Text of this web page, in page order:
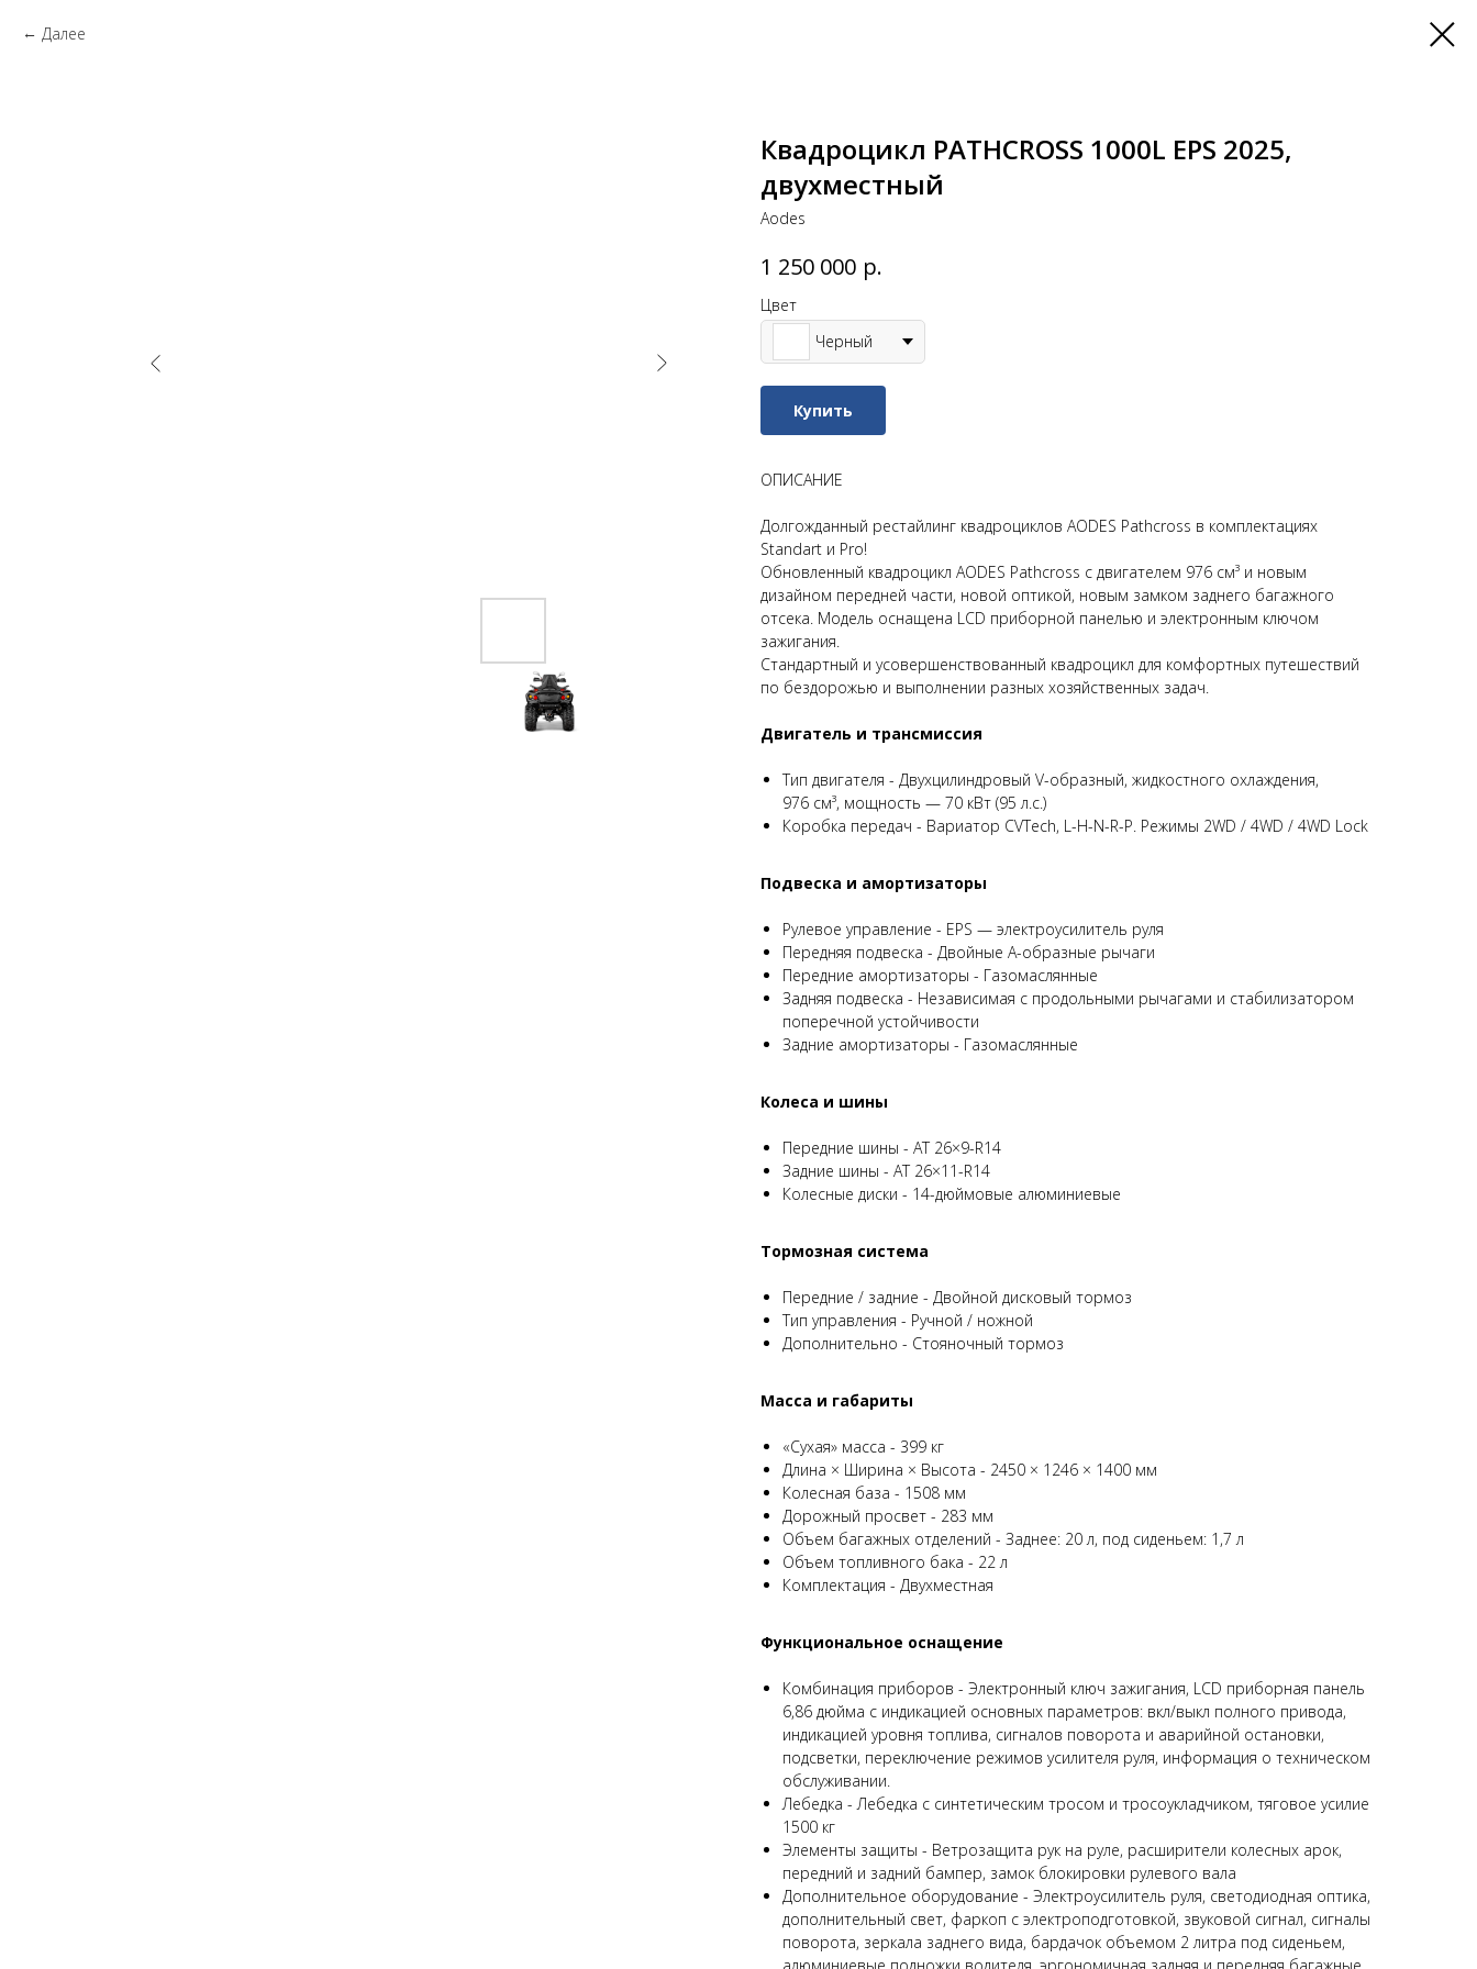
Далее
Квадроцикл PATHCROSS 1000L EPS 2025,
двухместный
Aodes
1 250 000 р.
Цвет
Черный
Купить
ОПИСАНИЕ
Долгожданный рестайлинг квадроциклов AODES Pathcross в комплектациях
Standart и Pro!
Обновленный квадроцикл AODES Pathcross с двигателем 976 см³ и новым
дизайном передней части, новой оптикой, новым замком заднего багажного
отсека. Модель оснащена LCD приборной панелью и электронным ключом
зажигания.
Стандартный и усовершенствованный квадроцикл для комфортных путешествий
по бездорожью и выполнении разных хозяйственных задач.
Двигатель и трансмиссия
Тип двигателя - Двухцилиндровый V-образный, жидкостного охлаждения,
976 см³, мощность — 70 кВт (95 л.с.)
Коробка передач - Вариатор CVTech, L-H-N-R-P. Режимы 2WD / 4WD / 4WD Lock
Подвеска и амортизаторы
Рулевое управление - EPS — электроусилитель руля
Передняя подвеска - Двойные А-образные рычаги
Передние амортизаторы - Газомаслянные
Задняя подвеска - Независимая с продольными рычагами и стабилизатором
поперечной устойчивости
Задние амортизаторы - Газомаслянные
Колеса и шины
Передние шины - AT 26×9-R14
Задние шины - AT 26×11-R14
Колесные диски - 14-дюймовые алюминиевые
Тормозная система
Передние / задние - Двойной дисковый тормоз
Тип управления - Ручной / ножной
Дополнительно - Стояночный тормоз
Масса и габариты
«Сухая» масса - 399 кг
Длина × Ширина × Высота - 2450 × 1246 × 1400 мм
Колесная база - 1508 мм
Дорожный просвет - 283 мм
Объем багажных отделений - Заднее: 20 л, под сиденьем: 1,7 л
Объем топливного бака - 22 л
Комплектация - Двухместная
Функциональное оснащение
Комбинация приборов - Электронный ключ зажигания, LCD приборная панель
6,86 дюйма с индикацией основных параметров: вкл/выкл полного привода,
индикацией уровня топлива, сигналов поворота и аварийной остановки,
подсветки, переключение режимов усилителя руля, информация о техническом
обслуживании.
Лебедка - Лебедка с синтетическим тросом и тросоукладчиком, тяговое усилие
1500 кг
Элементы защиты - Ветрозащита рук на руле, расширители колесных арок,
передний и задний бампер, замок блокировки рулевого вала
Дополнительное оборудование - Электроусилитель руля, cветодиодная оптика,
дополнительный свет, фаркоп с электроподготовкой, звуковой сигнал, сигналы
поворота, зеркала заднего вида, бардачок объемом 2 литра под сиденьем,
алюминиевые подножки водителя, эргономичная задняя и передняя багажные